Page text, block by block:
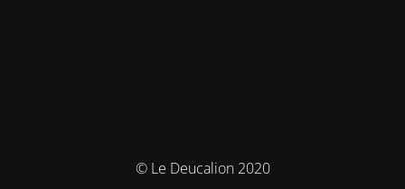
© Le Deucalion 2020